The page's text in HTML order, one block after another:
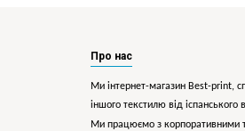
Про нас
Ми інтернет-магазин Best-print,
іншого текстилю від іспанського
Ми працюємо з корпоративними